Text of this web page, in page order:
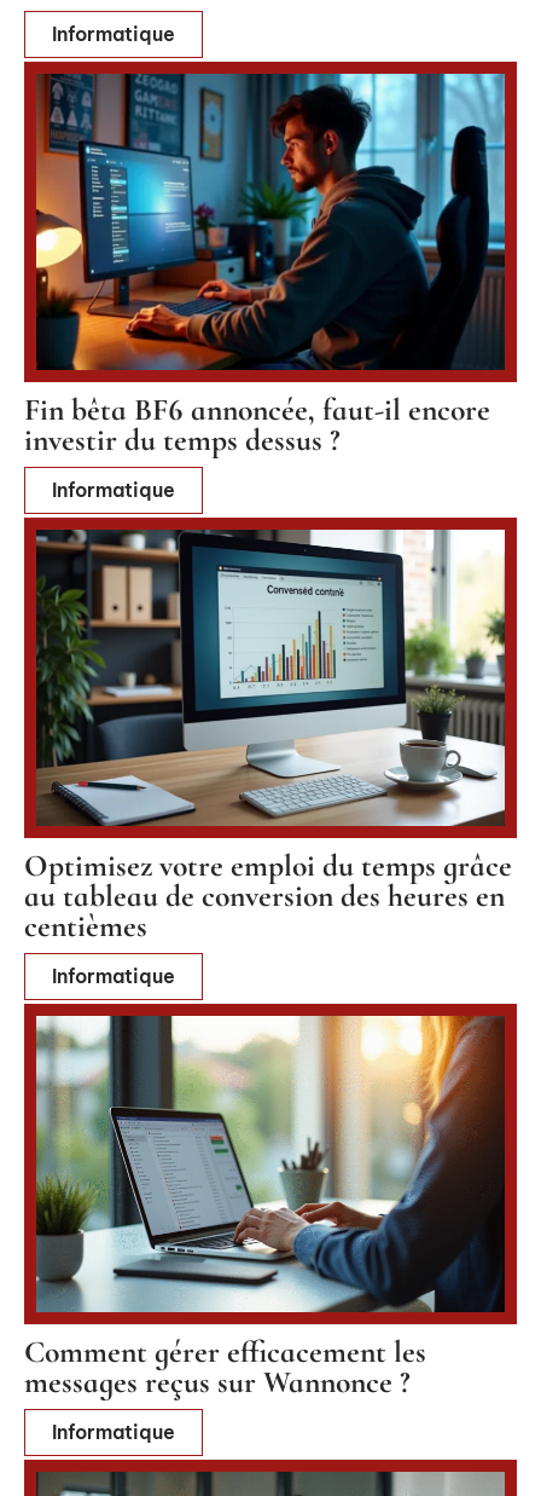
Informatique
Fin bêta BF6 annoncée, faut-il encore
investir du temps dessus ?
Informatique
Optimisez votre emploi du temps grâce
au tableau de conversion des heures en
centièmes
Informatique
Comment gérer efficacement les
messages reçus sur Wannonce ?
Informatique